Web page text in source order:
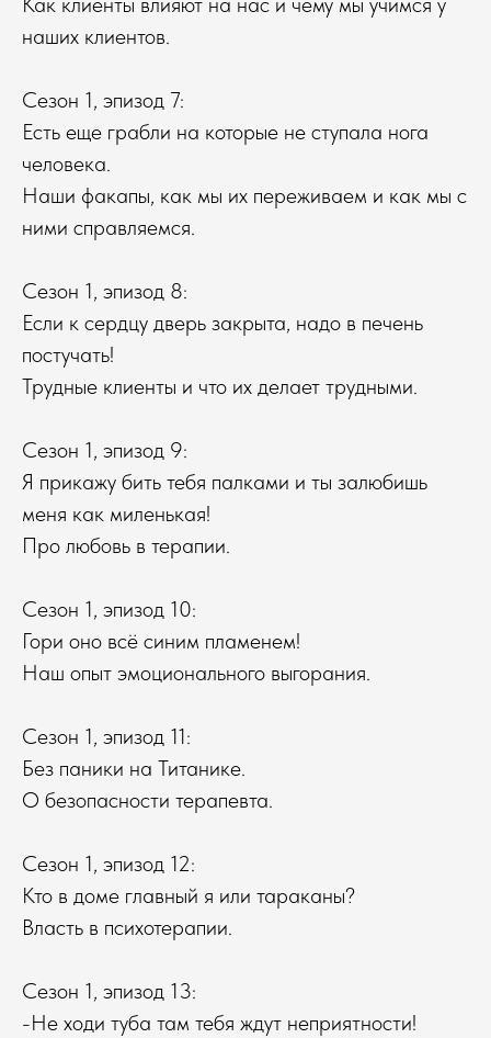
наших клиентов.
Сезон 1, эпизод 7:
Есть еще грабли на которые не ступала нога
человека.
Наши факапы, как мы их переживаем и как мы с
ними справляемся.
Сезон 1, эпизод 8:
Если к сердцу дверь закрыта, надо в печень
постучать!
Трудные клиенты и что их делает трудными.
Сезон 1, эпизод 9:
Я прикажу бить тебя палками и ты залюбишь
меня как миленькая!
Про любовь в терапии.
Сезон 1, эпизод 10:
Гори оно всё синим пламенем!
Наш опыт эмоционального выгорания.
Сезон 1, эпизод 11:
Без паники на Титанике.
О безопасности терапевта.
Сезон 1, эпизод 12:
Кто в доме главный я или тараканы?
Власть в психотерапии.
Сезон 1, эпизод 13:
-Не ходи туба там тебя ждут неприятности!